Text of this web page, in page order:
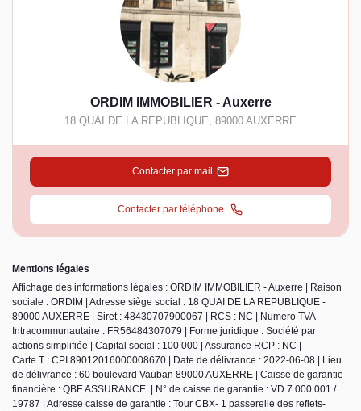
ORDIM IMMOBILIER - Auxerre
18 QUAI DE LA REPUBLIQUE 89000 AUXERRE
Contacter par mail
Contacter par téléphone
Mentions légales
Affichage des informations légales : ORDIM IMMOBILIER - Auxerre | Raison
sociale : ORDIM | Adresse siège social : 18 QUAI DE LA REPUBLIQUE -
89000 AUXERRE | Siret : 48430707900067 | RCS : NC | Numero TVA
Intracommunautaire : FR56484307079 | Forme juridique : Société par
actions simplifiée | Capital social : 100 000 | Assurance RCP : NC |
Carte T : CPI 89012016000008670 | Date de délivrance : 2022-06-08 | Lieu
de délivrance : 60 boulevard Vauban 89000 AUXERRE | Caisse de garantie
financière : QBE ASSURANCE. | N° de caisse de garantie : VD 7.000.001 /
19787 | Adresse caisse de garantie : Tour CBX- 1 passerelle des reflets-